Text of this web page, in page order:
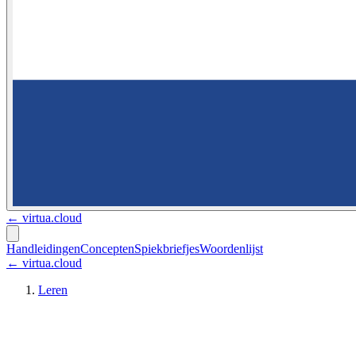
← virtua.cloud
HandleidingenConceptenSpiekbriefjesWoordenlijst
← virtua.cloud
Leren